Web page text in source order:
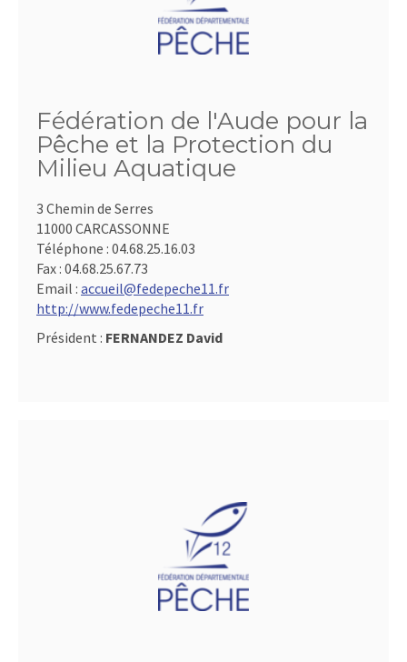
Fédération de l'Aude pour la
Pêche et la Protection du
Milieu Aquatique
3 Chemin de Serres
11000 CARCASSONNE
Téléphone : 04.68.25.16.03
Fax : 04.68.25.67.73
Email : accueil@fedepeche11.fr
http://www.fedepeche11.fr
Président : FERNANDEZ David